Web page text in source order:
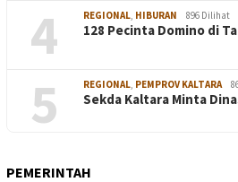
4 REGIONAL, HIBURAN 896 Dilihat
128 Pecinta Domino di
5 REGIONAL, PEMPROV KALTARA
Sekda Kaltara Minta
PEMERINTAH